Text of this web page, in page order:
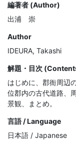
編著者 (Author)
出浦 崇
Author
IDEURA, Takashi
解題・目次
はじめに、郡衙周辺
位郡内の古代道路、
景観、まとめ。
言語 / Language
日本語 / Japanese